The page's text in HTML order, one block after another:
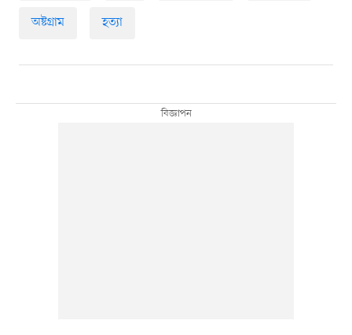
অষ্টগ্রাম হত্যা